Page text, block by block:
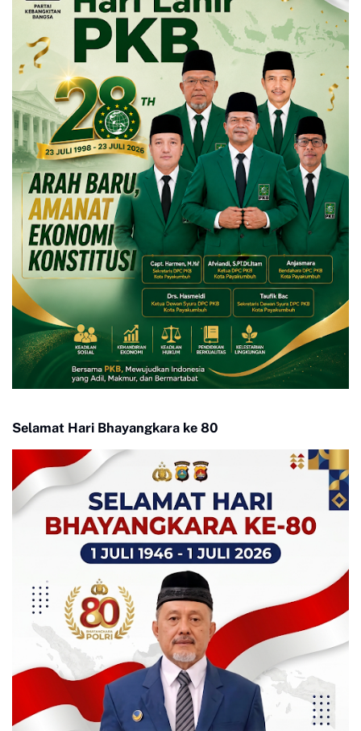
Selamat Hari Bhayangkara ke 80